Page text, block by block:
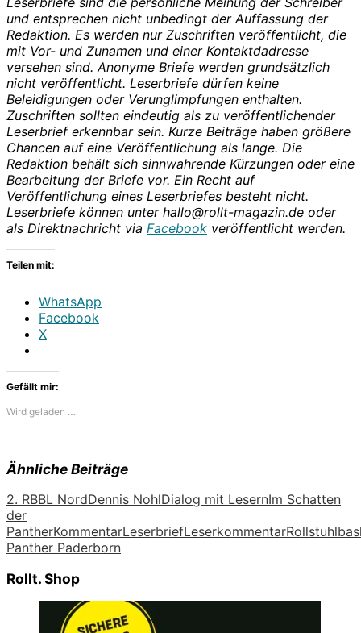
und entsprechen nicht unbedingt der Auffassung der
Redaktion. Es werden nur Zuschriften veröffentlicht, die
mit Vor- und Zunamen und einer Kontaktdadresse
versehen sind. Anonyme Briefe werden grundsätzlich
nicht veröffentlicht. Leserbriefe dürfen keine
Beleidigungen oder Verunglimpfungen enthalten.
Zuschriften sollten eindeutig als zu veröffentlichender
Leserbrief erkennbar sein. Kurze Beiträge haben größere
Chancen auf eine Veröffentlichung als lange. Die
Redaktion behält sich sinnwahrende Kürzungen oder eine
Bearbeitung der Briefe vor. Ein Recht auf
Veröffentlichung eines Leserbriefes besteht nicht.
Leserbriefe können unter hallo@rollt-magazin.de oder
als Direktnachricht via Facebook veröffentlicht werden.
Teilen mit:
WhatsApp
Facebook
X
Gefällt mir:
Wird geladen …
Ähnliche Beiträge
2. RBBL NordDennis NohlDialog mit LesernIm Schatten
der
PantherKommentarLeserbriefLeserkommentar
Panther Paderborn
Rollt. Shop